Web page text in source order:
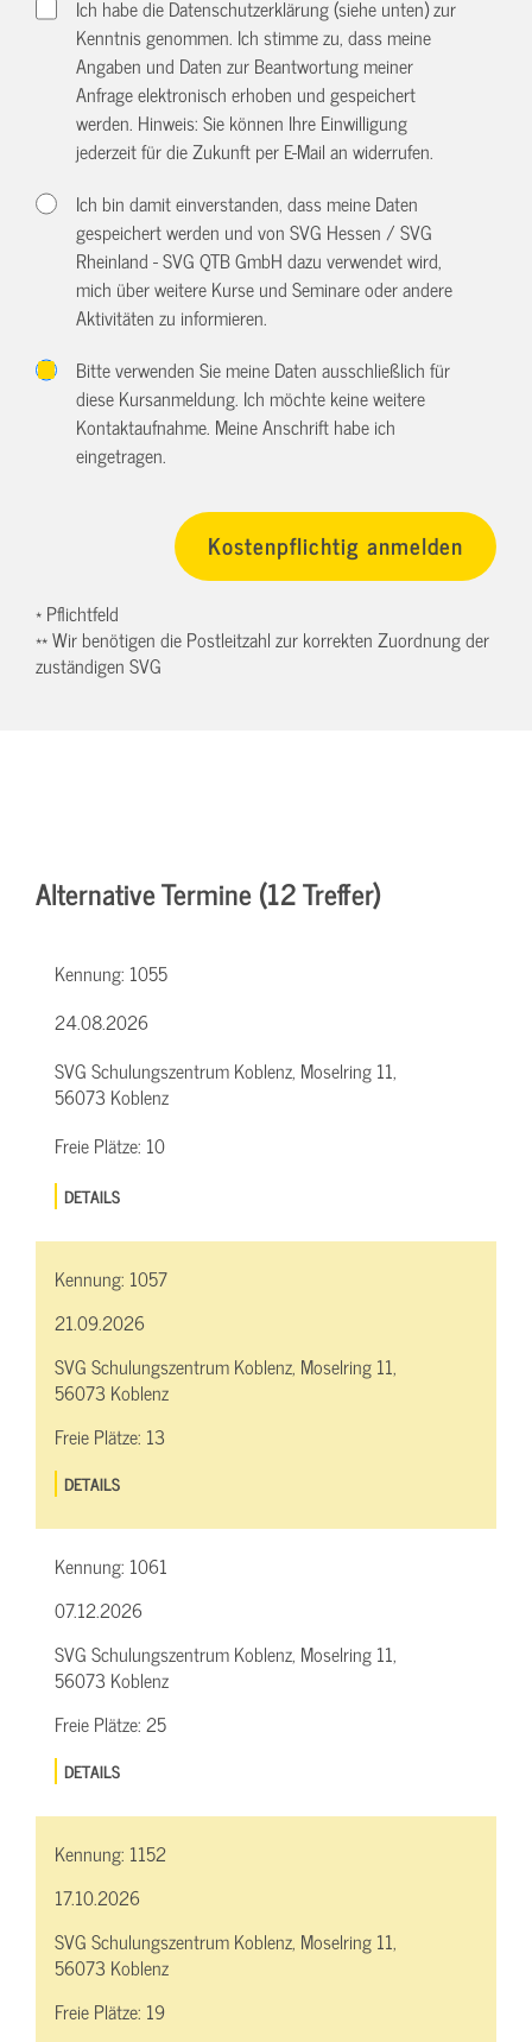
Ich habe die Datenschutzerklärung (siehe unten) zur
Kenntnis genommen. Ich stimme zu, dass meine
Angaben und Daten zur Beantwortung meiner
Anfrage elektronisch erhoben und gespeichert
werden. Hinweis: Sie können Ihre Einwilligung
jederzeit für die Zukunft per E-Mail anwiderrufen.
Ich bin damit einverstanden, dass meine Daten
gespeichert werden und von SVG Hessen / SVG
Rheinland - SVG QTB GmbH dazu verwendet wird,
mich über weitere Kurse und Seminare oder andere
Aktivitäten zu informieren.
Bitte verwenden Sie meine Daten ausschließlich für
diese Kursanmeldung. Ich möchte keine weitere
Kontaktaufnahme. Meine Anschrift habe ich
eingetragen.
* Pflichtfeld
** Wir benötigen die Postleitzahl zur korrekten Zuordnung der
zuständigen SVG
Alternative Termine (12 Treffer)
Kennung: 1055
24.08.2026
SVG Schulungszentrum Koblenz, Moselring 11,
56073 Koblenz
Freie Plätze: 10
DETAILS
Kennung: 1057
21.09.2026
SVG Schulungszentrum Koblenz, Moselring 11,
56073 Koblenz
Freie Plätze: 13
DETAILS
Kennung: 1061
07.12.2026
SVG Schulungszentrum Koblenz, Moselring 11,
56073 Koblenz
Freie Plätze:25
DETAILS
Kennung: 1152
17.10.2026
SVG Schulungszentrum Koblenz, Moselring 11,
56073 Koblenz
Freie Plätze: 19